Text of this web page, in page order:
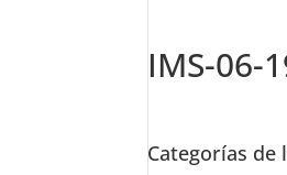
IMS-06-
Categorías de